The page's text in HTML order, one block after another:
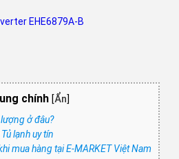
EHE6879A-B
chính [Ẩn]
ở đâu?
lạnh uy tín
mua hàng tại E-MARKET Việt Nam